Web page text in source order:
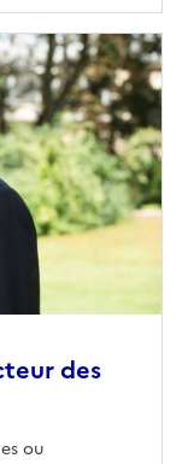
choix de
découvrir
poste
du
des
ou